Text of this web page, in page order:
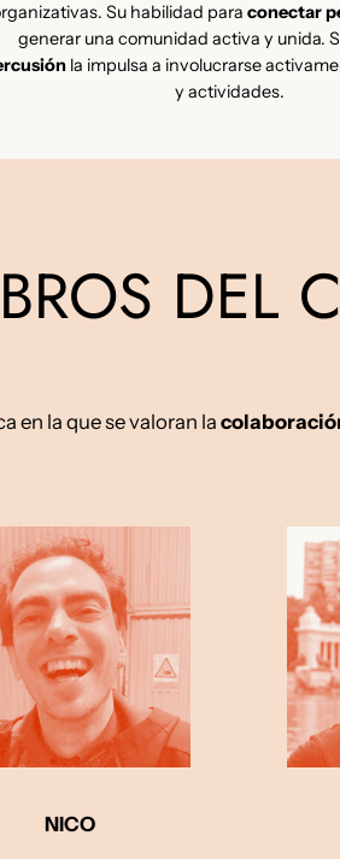
Su habilidad para conectar
generar una comunidad activa y unida.
la impulsa a involucrarse
y actividades.
DEL
en la que se valoran la
NICO